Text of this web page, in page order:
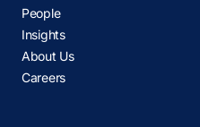
People
Insights
About Us
Careers